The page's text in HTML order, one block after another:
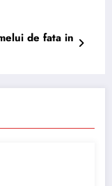
de fata in